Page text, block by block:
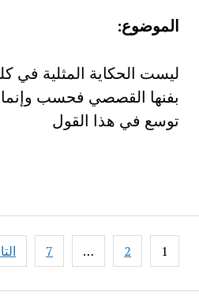
الموضوع:
ليست الحكاية المثلية في
بفنها القصصي فحسب وإنما
توسع في هذا القول
تصفّح
المقالات
1
2
…
7